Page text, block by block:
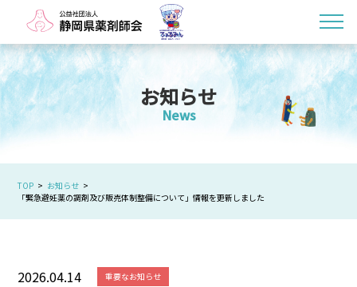
お知らせ
News
TOP
お知らせ
「緊急避妊薬の調剤及び販売体制整備について」情報を更新しました
2026.04.14 重要なお知らせ